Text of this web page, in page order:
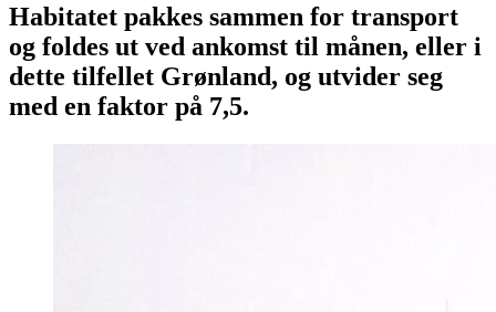
Habitatet pakkes sammen for transport
og foldes ut ved ankomst til månen, eller i
dette tilfellet Grønland, og utvider seg
med en faktor på 7,5.